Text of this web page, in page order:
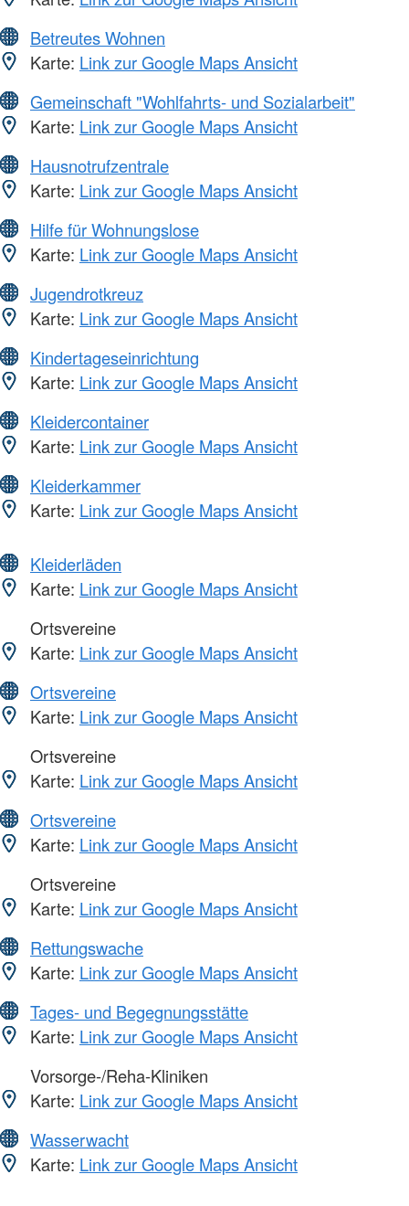
Betreutes Wohnen
Karte: Link zur Google Maps Ansicht
Gemeinschaft "Wohlfahrts- und Sozialarbeit"
Karte: Link zur Google Maps Ansicht
Hausnotrufzentrale
Karte: Link zur Google Maps Ansicht
Hilfe für Wohnungslose
Karte: Link zur Google Maps Ansicht
Jugendrotkreuz
Karte: Link zur Google Maps Ansicht
Kindertageseinrichtung
Karte: Link zur Google Maps Ansicht
Kleidercontainer
Karte: Link zur Google Maps Ansicht
Kleiderkammer
Karte: Link zur Google Maps Ansicht
Kleiderläden
Karte: Link zur Google Maps Ansicht
Ortsvereine
Karte: Link zur Google Maps Ansicht
Ortsvereine
Karte: Link zur Google Maps Ansicht
Ortsvereine
Karte: Link zur Google Maps Ansicht
Ortsvereine
Karte: Link zur Google Maps Ansicht
Ortsvereine
Karte: Link zur Google Maps Ansicht
Rettungswache
Karte: Link zur Google Maps Ansicht
Tages- und Begegnungsstätte
Karte: Link zur Google Maps Ansicht
Vorsorge-/Reha-Kliniken
Karte: Link zur Google Maps Ansicht
Wasserwacht
Karte: Link zur Google Maps Ansicht